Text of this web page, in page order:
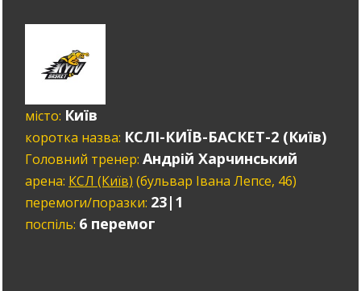
місто: Київ
коротка назва: КСЛІ-КИЇВ-БАСКЕТ-2 (Київ)
Головний тренер: Андрій Харчинський
арена: КСЛ (Київ) (бульвар Івана Лепсе, 46)
перемоги/поразки: 23|1
поспіль: 6 перемог